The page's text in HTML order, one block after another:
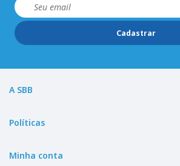
Cadastrar
A SBB
Políticas
Minha conta